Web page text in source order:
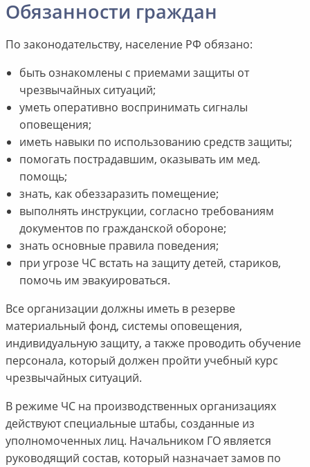
Обязанности граждан
По законодательству, население РФ обязано:
быть ознакомлены с приемами защиты от
чрезвычайных ситуаций;
уметь оперативно воспринимать сигналы
оповещения;
иметь навыки по использованию средств защиты;
помогать пострадавшим, оказывать им мед.
помощь;
знать, как обеззаразить помещение;
выполнять инструкции, согласно требованиям
документов по гражданской обороне;
знать основные правила поведения;
при угрозе ЧС встать на защиту детей, стариков,
помочь им эвакуироваться.
Все организации должны иметь в резерве
материальный фонд, системы оповещения,
индивидуальную защиту, а также проводить обучение
персонала, который должен пройти учебный курс
чрезвычайных ситуаций.
В режиме ЧС на производственных организациях
действуют специальные штабы, созданные из
уполномоченных лиц. Начальником ГО является
руководящий состав, который назначает замов по